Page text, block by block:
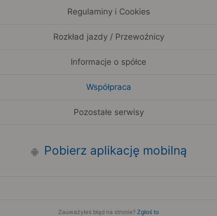
Regulaminy i Cookies
Rozkład jazdy / Przewoźnicy
Informacje o spółce
Współpraca
Pozostałe serwisy
Pobierz aplikację mobilną
Zauważyłeś błąd na stronie? Zgłoś to